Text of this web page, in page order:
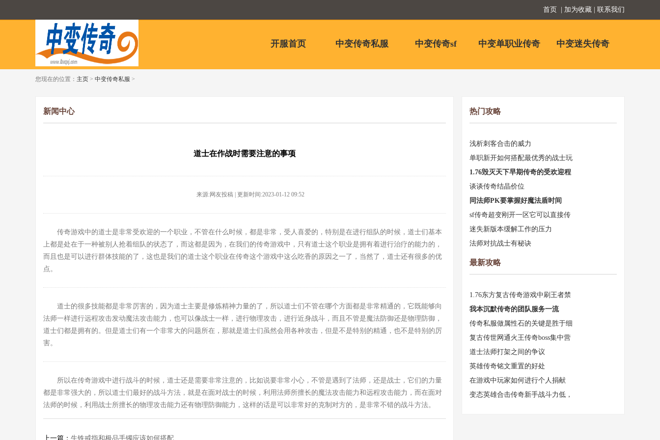
首页 | 加为收藏 | 联系我们
开服首页 中变传奇私服 中变传奇sf 中变单职业传奇 中变迷失传奇
您现在的位置： 主页 > 中变传奇私服 >
新闻中心
道士在作战时需要注意的事项
来源:网友投稿 | 更新时间:2023-01-12 09:52
传奇游戏中的道士是非常受欢迎的一个职业，不管在什么时候，都是非常，受人喜爱的，特别是在进行组队的时候，道士们基本
上都是处在于一种被别人抢着组队的状态了，而这都是因为，在我们的传奇游戏中，只有道士这个职业是拥有着进行治疗的能力的，
而且也是可以进行群体技能的了，这也是我们的道士这个职业在传奇这个游戏中这么吃香的原因之一了，当然了，道士还有很多的优
点。
道士的很多技能都是非常厉害的，因为道士主要是修炼精神力量的了，所以道士们不管在哪个方面都是非常精通的，它既能够向
法师一样进行远程攻击发动魔法攻击能力，也可以像战士一样，进行物理攻击，进行近身战斗，而且不管是魔法防御还是物理防御，
道士们都是拥有的。但是道士们有一个非常大的问题所在，那就是道士们虽然会用各种攻击，但是不是特别的精通，也不是特别的厉
害。
所以在传奇游戏中进行战斗的时候，道士还是需要非常注意的，比如说要非常小心，不管是遇到了法师，还是战士，它们的力量
都是非常强大的，所以道士们最好的战斗方法，就是在面对战士的时候，利用法师所擅长的魔法攻击能力和远程攻击能力，而在面对
法师的时候，利用战士所擅长的物理攻击能力还有物理防御能力，这样的话是可以非常好的克制对方的，是非常不错的战斗方法。
上一篇： 生铁戒指和极品手镯应该如何搭配
热门攻略
浅析刺客合击的威力
单职新开如何搭配最优秀的战士玩
1.76毁灭天下早期传奇的受欢迎程
谈谈传奇结晶价位
同法师PK要掌握好魔法盾时间
sf传奇超变刚开一区它可以直接传
迷失新版本缓解工作的压力
法师对抗战士有秘诀
最新攻略
1.76东方复古传奇游戏中刷王者禁
我本沉默传奇的团队服务一流
传奇私服做属性石的关键是胜于细
复古传世网通火王传奇boss集中营
道士法师打架之间的争议
英雄传奇铭文重置的好处
在游戏中玩家如何进行个人捐献
变态英雄合击传奇新手战斗力低，